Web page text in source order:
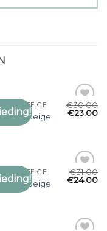
Toevoegen
BEIGE
beige
€30.00
€23.00
Toevoegen
BEIGE
beige
€31.00
€24.00